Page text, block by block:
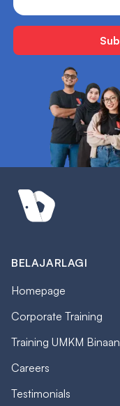
BELAJARLAGI
Homepage
Corporate Training
Training UMKM Binaan
Careers
Testimonials